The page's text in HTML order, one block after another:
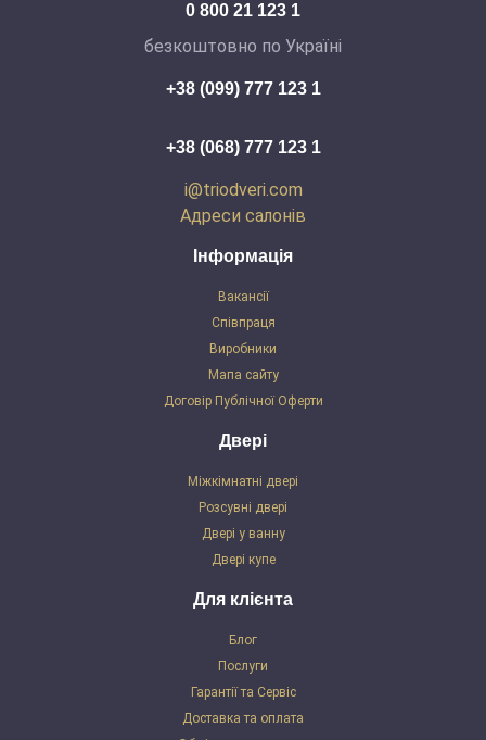
Інформація
Вакансії
Співпраця
Виробники
Мапа сайту
Договір Публічної Оферти
Двері
Міжкімнатні двері
Розсувні двері
Двері у ванну
Двері купе
Для клієнта
Блог
Послуги
Гарантії та Сервіс
Доставка та оплата
0 800 21 123 1
безкоштовно по Україні
+38 (099) 777 123 1
+38 (068) 777 123 1
i@triodveri.com
Адреси салонів